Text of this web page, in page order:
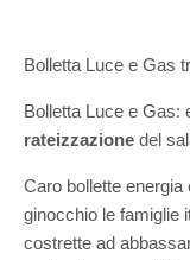
Bolletta Luce e Gas
Bolletta Luce e Gas:
rateizzazione del
Caro bollette
ginocchio le famiglie
costrette ad